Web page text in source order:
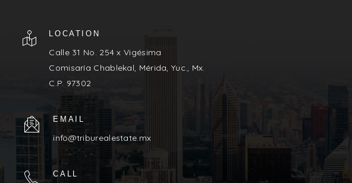
LOCATION
Calle 31 No. 254 x Vigésima
Comisaría Chablekal, Mérida, Yuc., Mx.
C.P. 97302
EMAIL
info@triburealestate.mx
CALL